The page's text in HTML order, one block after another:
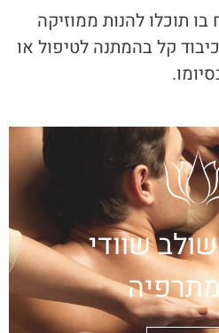
תוכלו להנות ממוזיקה
קל בהמתנה לטיפול או
שוודי